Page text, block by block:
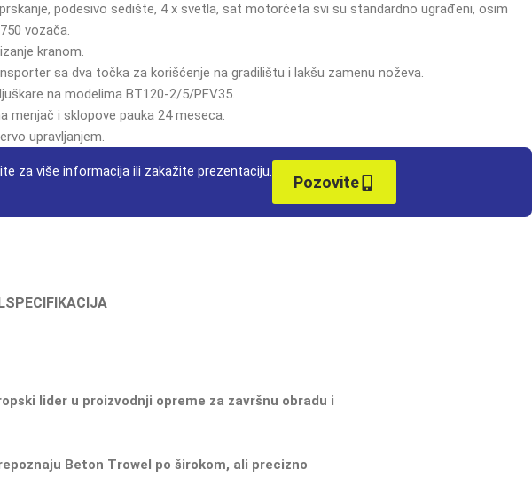
podesivo sedište, 4 x svetla, sat motorčeta svi su standardno ugrađeni, osim
vozača.
kranom.
sa dva točka za korišćenje na gradilištu i lakšu zamenu noževa.
na modelima BT120-2/5/PFV35.
menjač i sklopove pauka 24 meseca.
upravljanjem.
za više informacija ili zakažite prezentaciju.
Pozovite
SPECIFIKACIJA
lider u proizvodnji opreme za završnu obradu i
Beton Trowel po širokom, ali precizno